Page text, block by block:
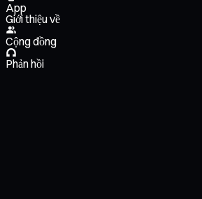
App
Giới thiệu về
Cộng đồng
Phản hồi